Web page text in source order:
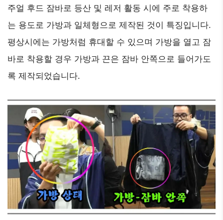
주얼 후드 잠바로 등산 및 레저 활동 시에 주로 착용하
는 용도로 가방과 일체형으로 제작된 것이 특징입니다.
평상시에는 가방처럼 휴대할 수 있으며 가방을 열고 잠
바로 착용할 경우 가방과 끈은 잠바 안쪽으로 들어가도
록 제작되었습니다.